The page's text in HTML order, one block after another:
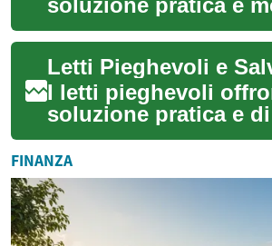
soluzione pratica e
per sfruttare al
ambienti domestici,
soprattutto i...
I letti pieghevoli
soluzione pratica e
per sfruttare al
spazi domestici,
FINANZA